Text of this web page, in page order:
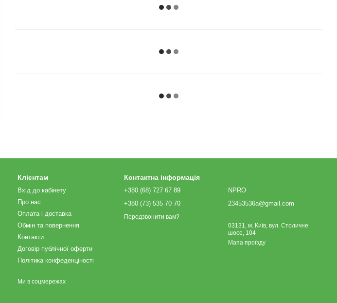
Клієнтам
Вхід до кабінету
Про нас
Оплата і доставка
Обмін та повернення
Контакти
Договір публічної оферти
Політика конфеденціності
Ми в соцмережах
Контактна інформація
+380 (68) 727 67 89
+380 (73) 535 70 70
Передзвонити вам?
NPRO
23453536a@gmail.com
03131, м. Київ, вул. Столичне
шосе, 104
Мапа проїзду